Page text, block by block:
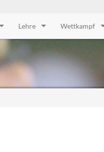
Lehre Wettkampf